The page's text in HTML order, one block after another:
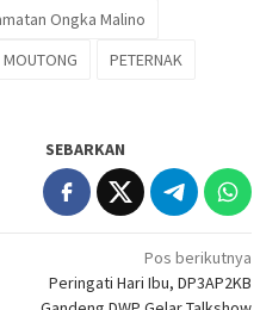
Ongka Malino
PETERNAK
SEBARKAN
Pos berikutnya
Peringati Hari Ibu, DP3AP2KB